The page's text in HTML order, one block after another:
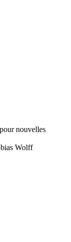
nouvelles
Wolff